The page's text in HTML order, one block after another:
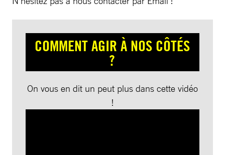
COMMENT AGIR À NOS CÔTÉS
?
On vous en dit un peut plus dans cette vidéo
!